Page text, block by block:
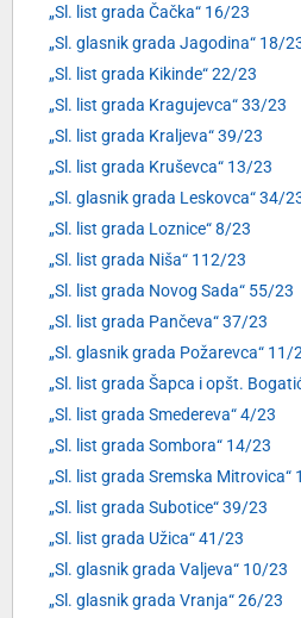
„Sl. list grada Čačka“ 16/23
„Sl. glasnik grada Jagodina“ 18/
„Sl. list grada Kikinde“ 22/23
„Sl. list grada Kragujevca“ 33/23
„Sl. list grada Kraljeva“ 39/23
„Sl. list grada Kruševca“ 13/23
„Sl. glasnik grada Leskovca“ 34/
„Sl. list grada Loznice“ 8/23
„Sl. list grada Niša“ 112/23
„Sl. list grada Novog Sada“ 55/23
„Sl. list grada Pančeva“ 37/23
„Sl. glasnik grada Požarevca“ 11/
„Sl. list grada Šapca i opšt.
„Sl. list grada Smedereva“ 4/23
„Sl. list grada Sombora“ 14/23
„Sl. list grada Sremska Mitrovica“
„Sl. list grada Subotice“ 39/23
„Sl. list grada Užica“ 41/23
„Sl. glasnik grada Valjeva“ 10/23
„Sl. glasnik grada Vranja“ 26/23